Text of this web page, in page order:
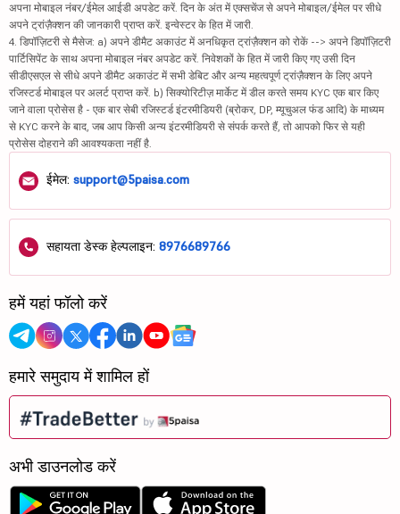
अपना मोबाइल नंबर/ईमेल आईडी अपडेट करें. दिन के अंत में एक्सचेंज से अपने मोबाइल/ईमेल पर सीधे
अपने ट्रांज़ैक्शन की जानकारी प्राप्त करें. इन्वेस्टर के हित में जारी.
4. डिपॉज़िटरी से मैसेज: a) अपने डीमैट अकाउंट में अनधिकृत ट्रांज़ैक्शन को रोकें --> अपने डिपॉज़िटरी
पार्टिसिपेंट के साथ अपना मोबाइल नंबर अपडेट करें. निवेशकों के हित में जारी किए गए उसी दिन
सीडीएसएल से सीधे अपने डीमैट अकाउंट में सभी डेबिट और अन्य महत्वपूर्ण ट्रांज़ैक्शन के लिए अपने
रजिस्टर्ड मोबाइल पर अलर्ट प्राप्त करें. b) सिक्योरिटीज़ मार्केट में डील करते समय KYC एक बार किए
जाने वाला प्रोसेस है - एक बार सेबी रजिस्टर्ड इंटरमीडियरी (ब्रोकर, DP, म्यूचुअल फंड आदि) के माध्यम
से KYC करने के बाद, जब आप किसी अन्य इंटरमीडियरी से संपर्क करते हैं, तो आपको फिर से यही
प्रोसेस दोहराने की आवश्यकता नहीं है.
ईमेल: support@5paisa.com
सहायता डेस्क हेल्पलाइन: 8976689766
हमें यहां फॉलो करें
हमारे समुदाय में शामिल हों
अभी डाउनलोड करें